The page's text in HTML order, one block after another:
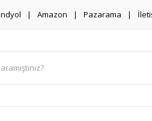
Amazon Pazarama